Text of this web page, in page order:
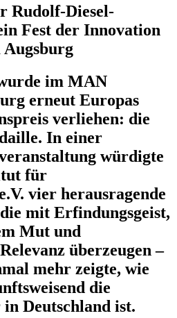
Rudolf-Diesel-
Fest der Innovation
im MAN
erneut Europas
verliehen: die
In einer
würdigte
für
vier herausragende
mit Erfindungsgeist,
Mut und
überzeugen –
mehr zeigte, wie
die
Deutschland ist.